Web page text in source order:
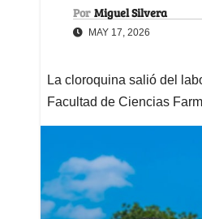
Por Miguel Silvera
MAY 17, 2026
La cloroquina salió del
Facultad de Ciencias